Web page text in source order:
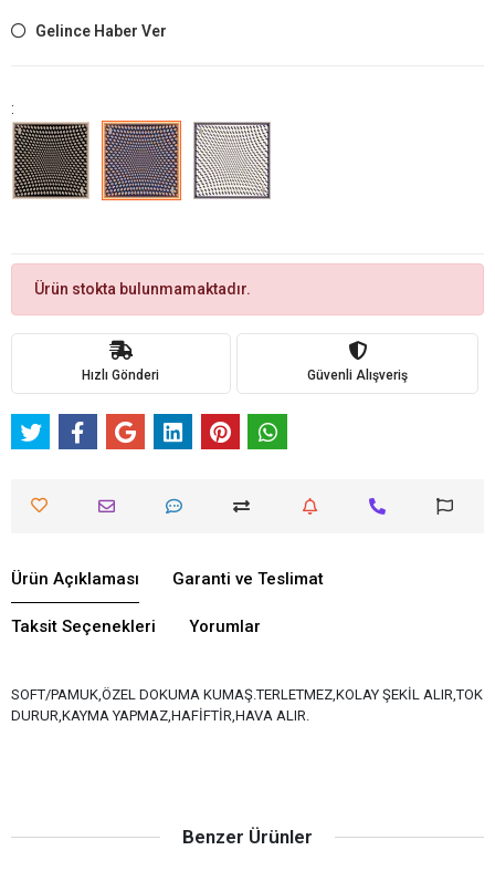
Gelince Haber Ver
:
Ürün stokta bulunmamaktadır.
Hızlı Gönderi Güvenli Alışveriş
Ürün Açıklaması Garanti ve Teslimat
Taksit Seçenekleri Yorumlar
SOFT/PAMUK,ÖZEL DOKUMA KUMAŞ.TERLETMEZ,KOLAY ŞEKİL ALIR,TOK
DURUR,KAYMA YAPMAZ,HAFİFTİR,HAVA ALIR.
Benzer Ürünler